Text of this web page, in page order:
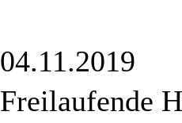
04.11.2019
Freilaufende